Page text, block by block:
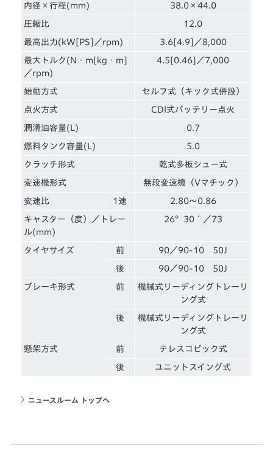
内径×行程(mm) 38.0×44.0
圧縮比 12.0
最高出力(kW[PS]／rpm) 3.6[4.9]／8,000
最大トルク(N・m[kg・m]
／rpm)
4.5[0.46]／7,000
始動方式 セルフ式（キック式併設）
点火方式 CDI式バッテリー点火
潤滑油容量(L) 0.7
燃料タンク容量(L) 5.0
クラッチ形式 乾式多板シュー式
変速機形式 無段変速機（Vマチック）
変速比 1速 2.80～0.86
キャスター（度）／トレー
ル(mm)
26°30´／73
タイヤサイズ 前 90／90-10 50J
後 90／90-10 50J
ブレーキ形式 前
機械式リーディングトレーリ
ング式
後
機械式リーディングトレーリ
ング式
懸架方式 前 テレスコピック式
後 ユニットスイング式
ニュースルーム トップへ